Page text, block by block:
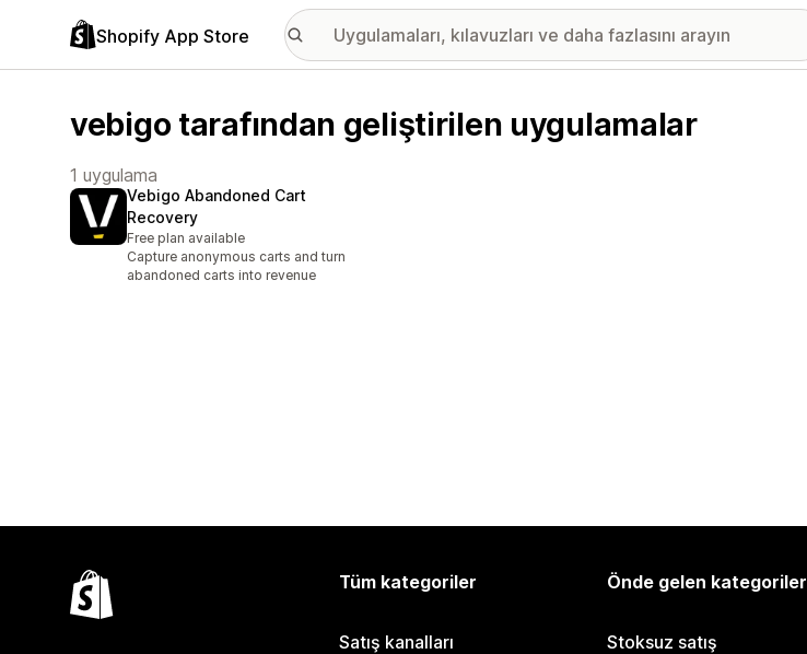
Shopify App Store
vebigo tarafından geliştirilen uygulamalar
1 uygulama
Vebigo Abandoned Cart
Recovery
Free plan available
Capture anonymous carts and turn
abandoned carts into revenue
Tüm kategoriler
Satış kanalları
Önde gelen kategoriler
Stoksuz satış